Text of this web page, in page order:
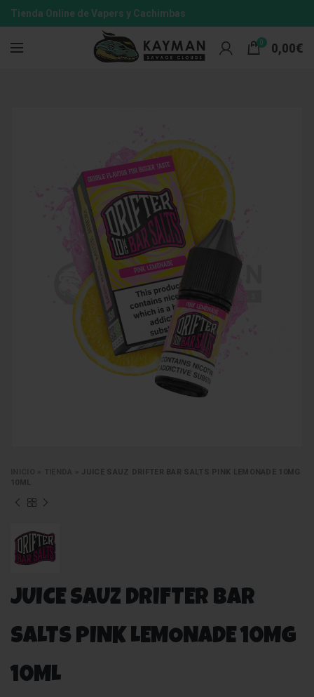
Tienda Online de Vapers y Cachimbas
0 0,00€
JUICE SAUZ DRIFTER BAR SALTS PINK LEMONADE 10MG
10ML
JUICE SAUZ DRIFTER BAR
SALTS PINK LEMONADE 10MG
10ML